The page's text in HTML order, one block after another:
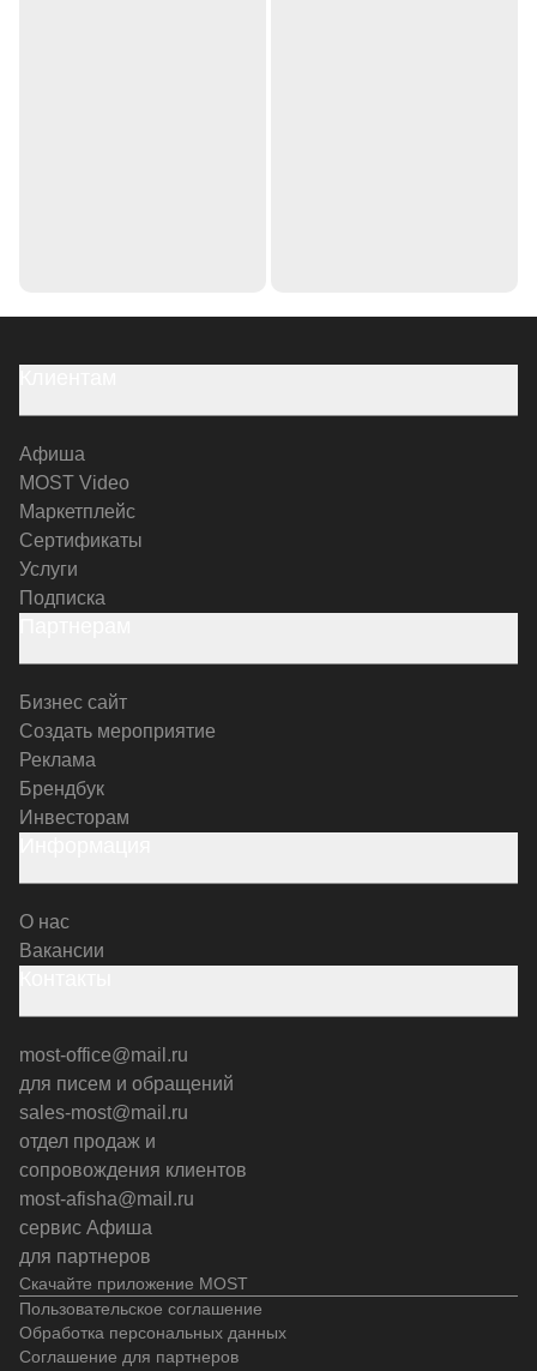
Скачайте приложение MOST
Афиша
MOST Video
Маркетплейс
Сертификаты
Услуги
Подписка
Бизнес сайт
Создать мероприятие
Реклама
Брендбук
Инвесторам
О нас
Вакансии
most-office@mail.ru
для писем и обращений
sales-most@mail.ru
отдел продаж и
сопровождения клиентов
most-afisha@mail.ru
сервис Афиша
для партнеров
Пользовательское соглашение
Обработка персональных данных
Соглашение для партнеров